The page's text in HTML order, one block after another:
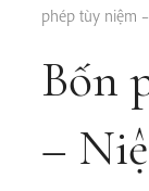
phép tùy niệm
Bốn
–